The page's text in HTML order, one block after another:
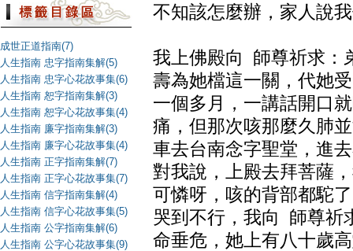
成世正道指南(7)
人生指南 忠字指南集解(5)
人生指南 忠字心花故事集(6)
人生指南 恕字指南集解(3)
人生指南 恕字心花故事集(4)
人生指南 廉字指南集解(3)
人生指南 廉字心花故事集(4)
人生指南 正字指南集解(7)
人生指南 正字心花故事集(7)
人生指南 信字指南集解(4)
人生指南 信字心花故事集(5)
人生指南 公字指南集解(6)
人生指南 公字心花故事集(9)
不知該怎麼辦，家人說
我上佛殿向 師尊祈求：
壽為她檔這一關，代她
一個多月，一講話開口
痛，但那次咳那麼久肺
車去台南念字聖堂，進
對我說，上殿去拜菩薩
可憐呀，咳的背部都駝
哭到不行，我向 師尊祈
命垂危，她上有八十歲